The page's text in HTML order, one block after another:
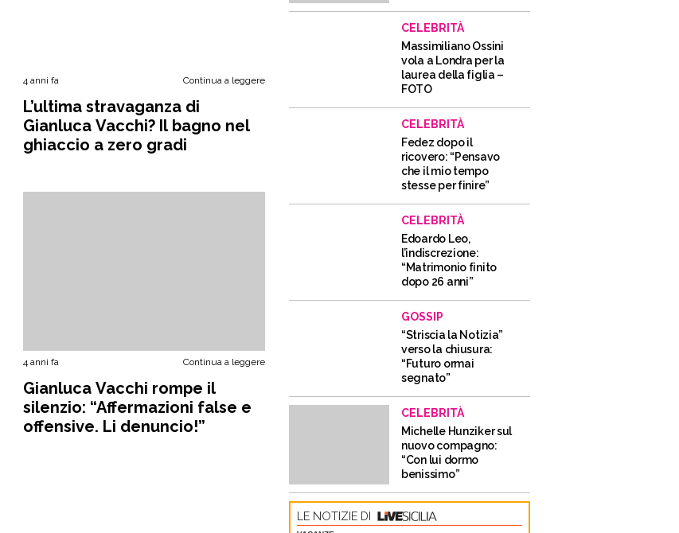
4 anni fa Continua a leggere
L’ultima stravaganza di
Gianluca Vacchi? Il bagno nel
ghiaccio a zero gradi
4 anni fa Continua a leggere
Gianluca Vacchi rompe il
silenzio: “Affermazioni false e
offensive. Li denuncio!”
CELEBRITÀ
Massimiliano Ossini
vola a Londra per la
laurea della figlia –
FOTO
CELEBRITÀ
Fedez dopo il
ricovero: “Pensavo
che il mio tempo
stesse per finire”
CELEBRITÀ
Edoardo Leo,
l’indiscrezione:
“Matrimonio finito
dopo 26 anni”
GOSSIP
“Striscia la Notizia”
verso la chiusura:
“Futuro ormai
segnato”
CELEBRITÀ
Michelle Hunziker sul
nuovo compagno:
“Con lui dormo
benissimo”
LE NOTIZIE DI